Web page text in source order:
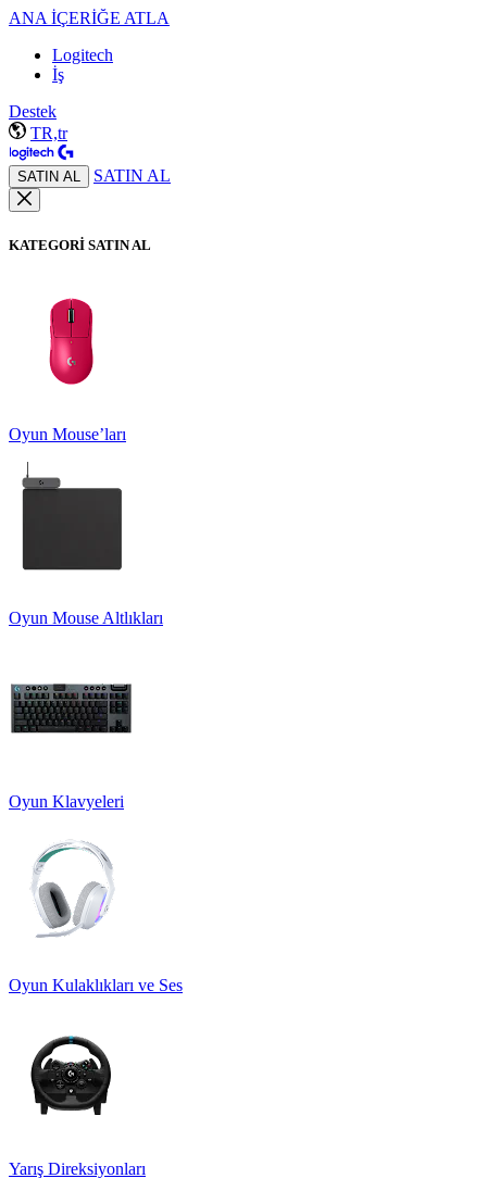
ANA İÇERİĞE ATLA
Logitech
İş
Destek
TR,tr
SATIN AL SATIN AL
KATEGORİ SATIN AL
Oyun Mouse’ları
Oyun Mouse Altlıkları
Oyun Klavyeleri
Oyun Kulaklıkları ve Ses
Yarış Direksiyonları